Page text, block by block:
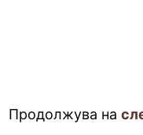
Продолжува на